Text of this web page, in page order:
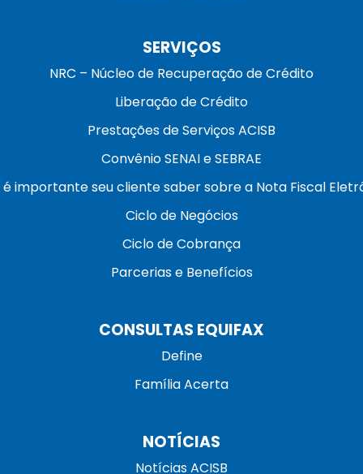
SERVIÇOS
NRC – Núcleo de Recuperação de Crédito
Liberação de Crédito
Prestações de Serviços ACISB
Convênio SENAI e SEBRAE
é importante seu cliente saber sobre a Nota Fiscal
Ciclo de Negócios
Ciclo de Cobrança
Parcerias e Benefícios
CONSULTAS EQUIFAX
Define
Família Acerta
NOTÍCIAS
Notícias ACISB